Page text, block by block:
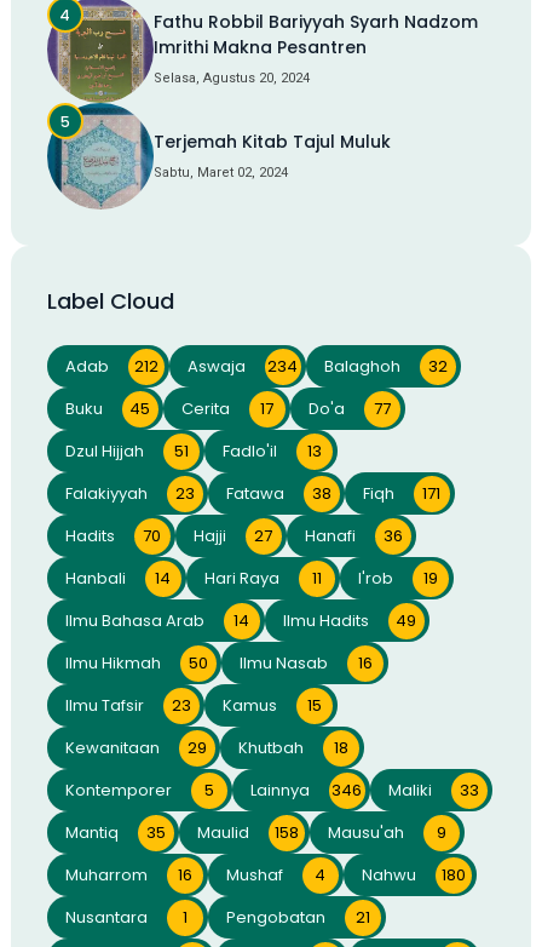
Fathu Robbil Bariyyah Syarh Nadzom
Imrithi Makna Pesantren
Selasa, Agustus 20, 2024
Terjemah Kitab Tajul Muluk
Sabtu, Maret 02, 2024
Label Cloud
Adab 212 Aswaja 234 Balaghoh
32
Buku
45 Cerita 17 Do'a
77
Dzul Hijjah
51 Fadlo'il
13
Falakiyyah
23 Fatawa 38 Fiqh
171
Hadits
70 Hajji 27 Hanafi
36
Hanbali
14 Hari Raya 11 I'rob
19
Ilmu Bahasa Arab
14 Ilmu Hadits
49
Ilmu Hikmah
50 Ilmu Nasab
16
Ilmu Tafsir
23 Kamus
15
Kewanitaan
29 Khutbah
18
Kontemporer
5 Lainnya 346 Maliki
33
Mantiq
35 Maulid 158 Mausu'ah
9
Muharrom
16 Mushaf 4 Nahwu
180
Nusantara
1 Pengobatan
21